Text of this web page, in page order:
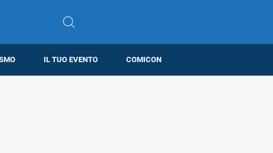
IL TUO EVENTO COMICON